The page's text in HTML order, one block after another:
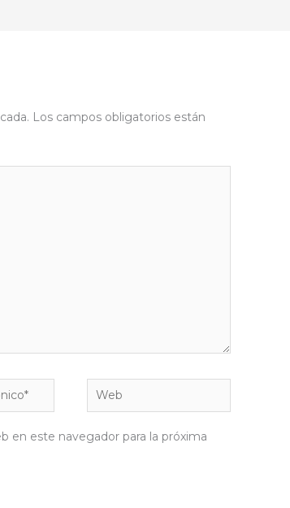
Los campos obligatorios están
Web
en este navegador para la próxima